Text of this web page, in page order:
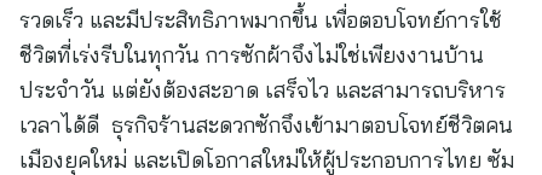
รวดเร็ว และมีประสิทธิภาพมากขึ้น เพื่อตอบโจทย์การใช้
ชีวิตที่เร่งรีบในทุกวัน การซักผ้าจึงไม่ใช่เพียงงานบ้าน
ประจำวัน แต่ยังต้องสะอาด เสร็จไว และสามารถบริหาร
เวลาได้ดี ธุรกิจร้านสะดวกซักจึงเข้ามาตอบโจทย์ชีวิตคน
เมืองยุคใหม่ และเปิดโอกาสใหม่ให้ผู้ประกอบการไทย ซัม